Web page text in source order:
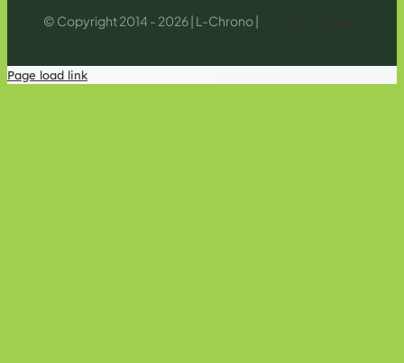
© Copyright 2014 - 2026 | L-Chrono |
Page load link